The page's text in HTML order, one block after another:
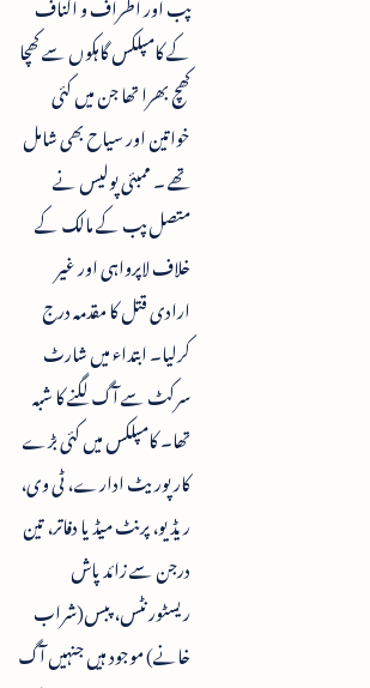
کے کامپلکس گاہکوں سے کھچا
کھچ بھرا تھا جن میں کئی
خواتین اور سیاح بھی شامل
تھے ۔ ممبئی پولیس نے
متصل پب کے مالک کے
خلاف لاپرواہی اور غیر
ارادی قتل کا مقدمہ درج
کرلیا۔ ابتداء میں شارٹ
سرکٹ سے آگ لگنے کا شبہ
تھا۔ کامپلکس میں کئی بڑے
کارپوریٹ ادارے، ٹی وی،
ریڈیو، پرنٹ میڈیا دفاتر، تین
درجن سے زائد پاش
ریسٹورنٹس، پبس(شراب
خانے) موجود ہیں جنہیں آگ